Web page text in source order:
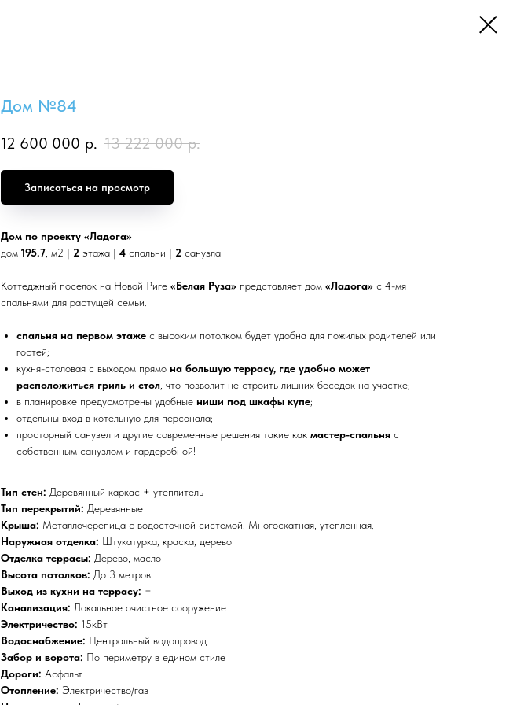
Дом №84
12 600 000 р. 13 222 000 р.
Записаться на просмотр
Дом по проекту «Ладога»
дом 195.7, м2 | 2 этажа | 4 спальни | 2 санузла
Коттеджный поселок на Новой Риге «Белая Руза» представляет дом «Ладога» с 4-мя
спальнями для растущей семьи.
спальня на первом этаже с высоким потолком будет удобна для пожилых родителей или
гостей;
кухня-столовая с выходом прямо на большую террасу, где удобно может
расположиться гриль и стол, что позволит не строить лишних беседок на участке;
в планировке предусмотрены удобные ниши под шкафы купе;
отдельны вход в котельную для персонала;
просторный санузел и другие современные решения такие как мастер-спальня с
собственным санузлом и гардеробной!
Тип стен: Деревянный каркас + утеплитель
Тип перекрытий: Деревянные
Крыша: Металлочерепица с водосточной системой. Многоскатная, утепленная.
Наружная отделка: Штукатурка, краска, дерево
Отделка террасы: Дерево, масло
Высота потолков: До 3 метров
Выход из кухни на террасу: +
Канализация: Локальное очистное сооружение
Электричество: 15кВт
Водоснабжение: Центральный водопровод
Забор и ворота: По периметру в едином стиле
Дороги: Асфальт
Отопление: Электричество/газ